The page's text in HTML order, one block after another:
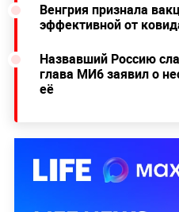
Венгрия признала
эффективной от
Назвавший Россию
глава MИ6 заявил о
её